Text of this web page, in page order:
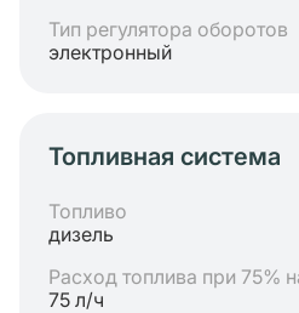
Тип регулятора оборотов
электронный
Топливная система
Топливо
дизель
Расход топлива при 75%
75 л/ч